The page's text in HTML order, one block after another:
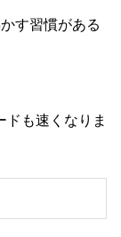
す習慣がある
も速くなりま